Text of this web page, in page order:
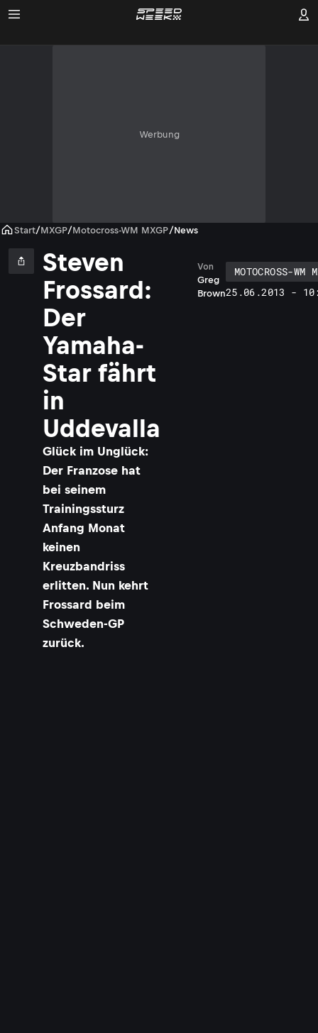
Werbung
Start/MXGP/Motocross-WM MXGP/News
Steven
Frossard:
Der
Yamaha-
Star fährt
in
Uddevalla
Glück im Unglück:
Der Franzose hat
bei seinem
Trainingssturz
Anfang Monat
keinen
Kreuzbandriss
erlitten. Nun kehrt
Frossard beim
Schweden-GP
zurück.
Greg
Brown
Von
MOTOCROSS-WM
25.06.2013 -